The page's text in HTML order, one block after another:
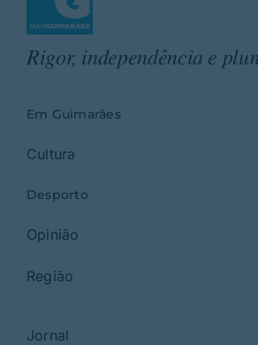
Rigor, independência e
Em Guimarães
Cultura
Desporto
Opinião
Região
Jornal